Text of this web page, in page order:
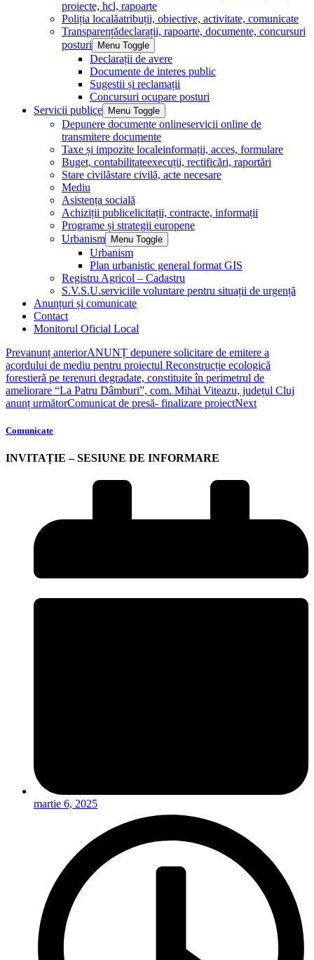
proiecte, hcl, rapoarte
Poliția localăatribuții, obiective, activitate, comunicate
Transparențădeclarații, rapoarte, documente, concursuri
posturi
Menu Toggle
Declarații de avere
Documente de interes public
Sugestii și reclamații
Concursuri ocupare posturi
Servicii publice
Menu Toggle
Depunere documente onlineservicii online de
transmitere documente
Taxe și impozite localeinformații, acces, formulare
Buget, contabilitateexecuții, rectificări, raportări
Stare civilăstare civilă, acte necesare
Mediu
Asistența socială
Achiziții publicelicitații, contracte, informații
Programe și strategii europene
Urbanism
Menu Toggle
Urbanism
Plan urbanistic general format GIS
Registru Agricol – Cadastru
S.V.S.U.serviciile voluntare pentru situații de urgență
Anunțuri și comunicate
Contact
Monitorul Oficial Local
Prevanunț anteriorANUNȚ depunere solicitare de emitere a
acordului de mediu pentru proiectul Reconstrucție ecologică
forestieră pe terenuri degradate, constituite în perimetrul de
ameliorare “La Patru Dâmburi”, com. Mihai Viteazu, județul Cluj
anunț următorComunicat de presă- finalizare proiectNext
Comunicate
INVITAȚIE – SESIUNE DE INFORMARE
martie 6, 2025